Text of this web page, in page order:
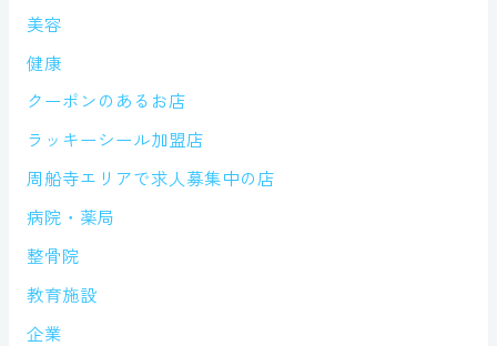
美容
健康
クーポンのあるお店
ラッキーシール加盟店
周船寺エリアで求人募集中の店
病院・薬局
整骨院
教育施設
企業